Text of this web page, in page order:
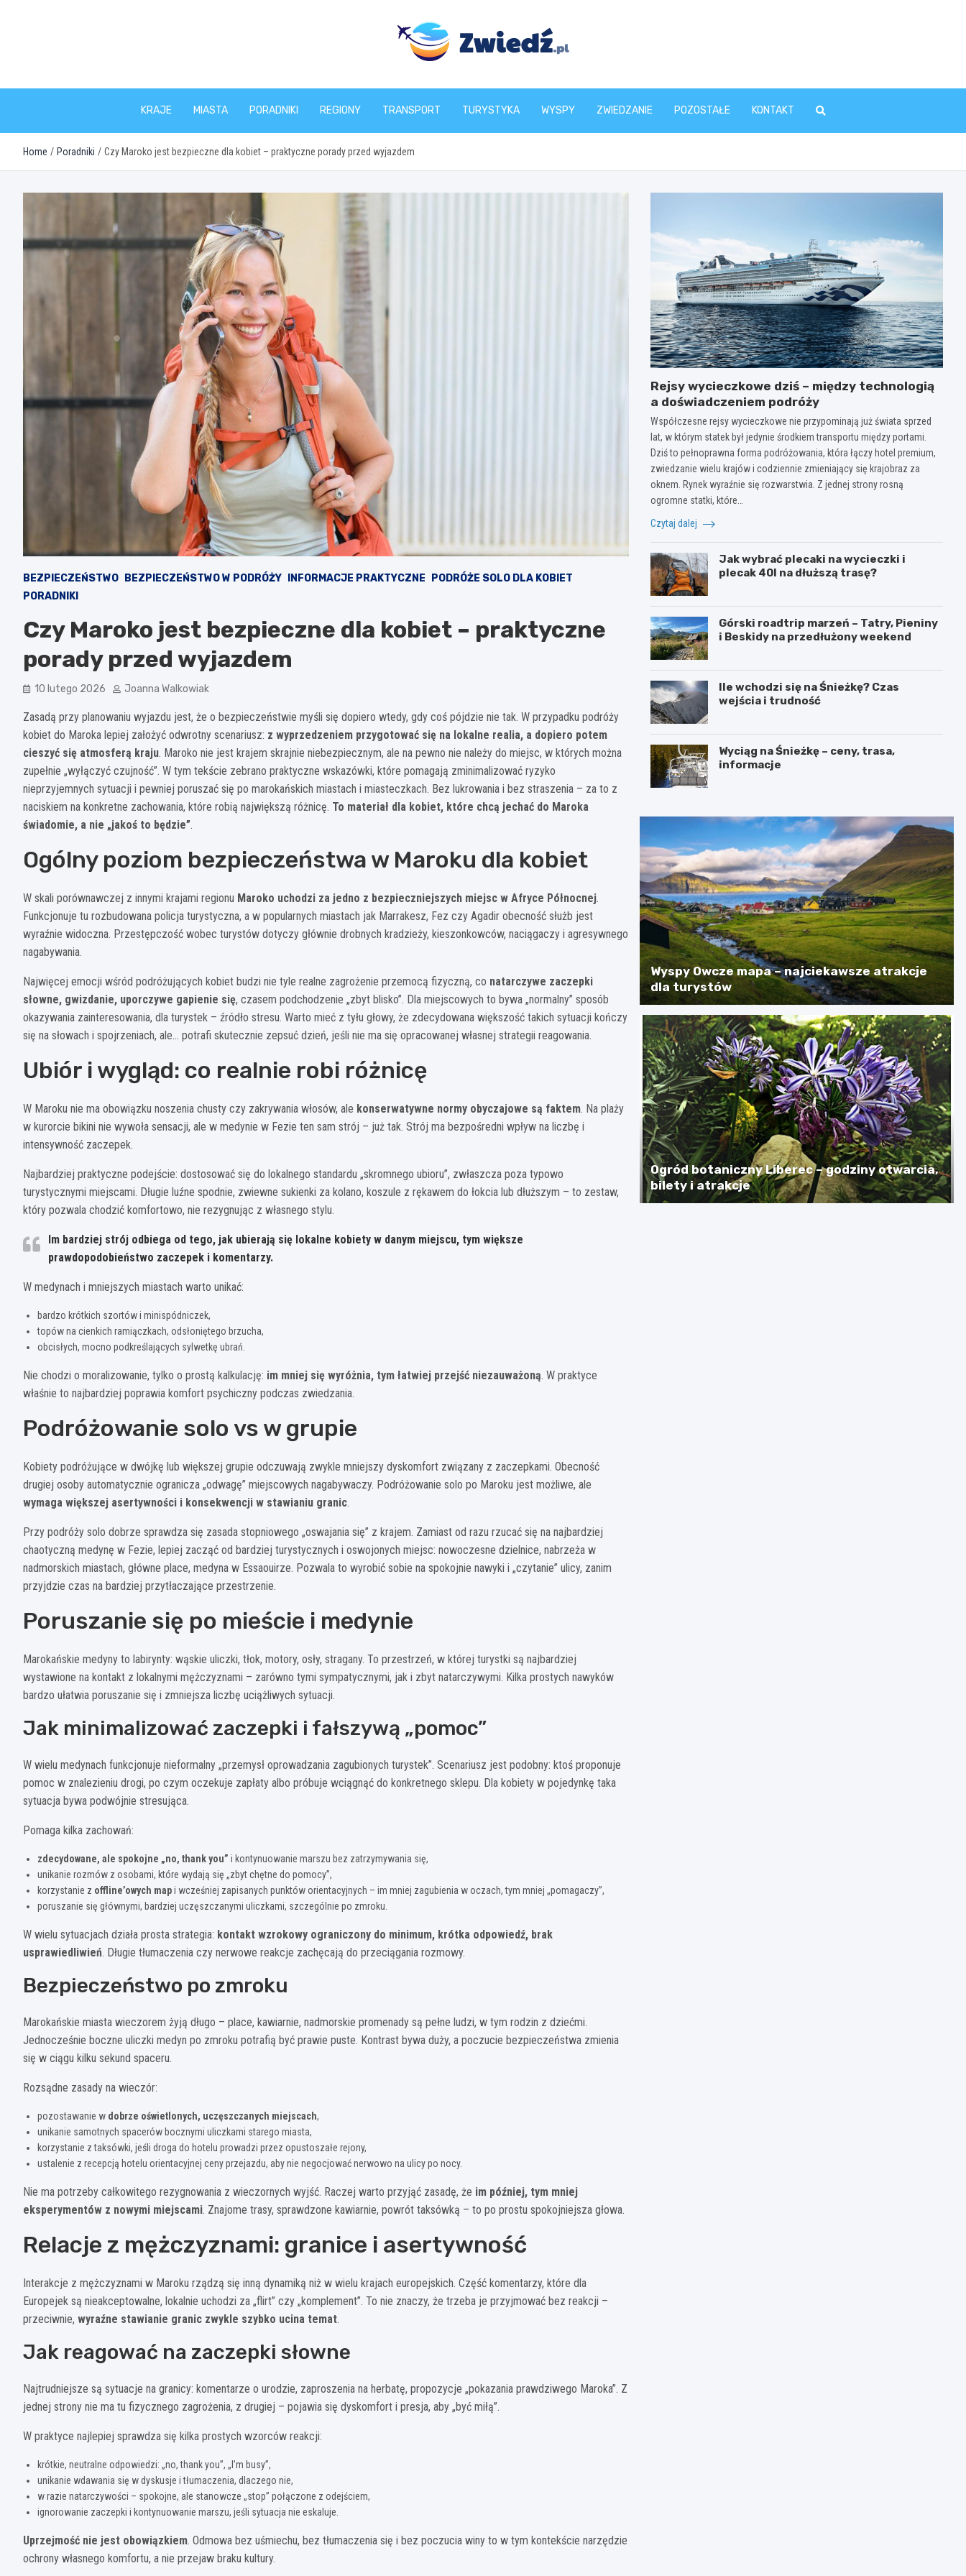
zwiedz.pl
KRAJE MIASTA PORADNIKI REGIONY TRANSPORT TURYSTYKA WYSPY ZWIEDZANIE POZOSTAŁE KONTAKT
Home Poradniki Czy Maroko jest bezpieczne dla kobiet – praktyczne porady przed wyjazdem
BEZPIECZEŃSTWO BEZPIECZEŃSTWO W PODRÓŻY INFORMACJE PRAKTYCZNE
PODRÓŻE SOLO DLA KOBIET
PORADNIKI
Czy Maroko jest bezpieczne dla kobiet – praktyczne
porady przed wyjazdem
10 lutego 2026 Joanna Walkowiak
Zasadą przy planowaniu wyjazdu jest, że o bezpieczeństwie myśli się dopiero wtedy, gdy coś pójdzie nie tak. W przypadku podróży
kobiet do Maroka lepiej założyć odwrotny scenariusz: z wyprzedzeniem przygotować się na lokalne realia, a dopiero potem
cieszyć się atmosferą kraju. Maroko nie jest krajem skrajnie niebezpiecznym, ale na pewno nie należy do miejsc, w których można
zupełnie „wyłączyć czujność”. W tym tekście zebrano praktyczne wskazówki, które pomagają zminimalizować ryzyko
nieprzyjemnych sytuacji i pewniej poruszać się po marokańskich miastach i miasteczkach. Bez lukrowania i bez straszenia – za to z
naciskiem na konkretne zachowania, które robią największą różnicę. To materiał dla kobiet, które chcą jechać do Maroka
świadomie, a nie „jakoś to będzie”.
Ogólny poziom bezpieczeństwa w Maroku dla kobiet
W skali porównawczej z innymi krajami regionu Maroko uchodzi za jedno z bezpieczniejszych miejsc w Afryce Północnej.
Funkcjonuje tu rozbudowana policja turystyczna, a w popularnych miastach jak Marrakesz, Fez czy Agadir obecność służb jest
wyraźnie widoczna. Przestępczość wobec turystów dotyczy głównie drobnych kradzieży, kieszonkowców, naciągaczy i agresywnego
nagabywania.
Najwięcej emocji wśród podróżujących kobiet budzi nie tyle realne zagrożenie przemocą fizyczną, co natarczywe zaczepki
słowne, gwizdanie, uporczywe gapienie się, czasem podchodzenie „zbyt blisko”. Dla miejscowych to bywa „normalny” sposób
okazywania zainteresowania, dla turystek – źródło stresu. Warto mieć z tyłu głowy, że zdecydowana większość takich sytuacji kończy
się na słowach i spojrzeniach, ale… potrafi skutecznie zepsuć dzień, jeśli nie ma się opracowanej własnej strategii reagowania.
Ubiór i wygląd: co realnie robi różnicę
W Maroku nie ma obowiązku noszenia chusty czy zakrywania włosów, ale konserwatywne normy obyczajowe są faktem. Na plaży
w kurorcie bikini nie wywoła sensacji, ale w medynie w Fezie ten sam strój – już tak. Strój ma bezpośredni wpływ na liczbę i
intensywność zaczepek.
Najbardziej praktyczne podejście: dostosować się do lokalnego standardu „skromnego ubioru”, zwłaszcza poza typowo
turystycznymi miejscami. Długie luźne spodnie, zwiewne sukienki za kolano, koszule z rękawem do łokcia lub dłuższym – to zestaw,
który pozwala chodzić komfortowo, nie rezygnując z własnego stylu.
Im bardziej strój odbiega od tego, jak ubierają się lokalne kobiety w danym miejscu, tym większe
prawdopodobieństwo zaczepek i komentarzy.
W medynach i mniejszych miastach warto unikać:
bardzo krótkich szortów i minispódniczek,
topów na cienkich ramiączkach, odsłoniętego brzucha,
obcisłych, mocno podkreślających sylwetkę ubrań.
Nie chodzi o moralizowanie, tylko o prostą kalkulację: im mniej się wyróżnia, tym łatwiej przejść niezauważoną. W praktyce
właśnie to najbardziej poprawia komfort psychiczny podczas zwiedzania.
Podróżowanie solo vs w grupie
Kobiety podróżujące w dwójkę lub większej grupie odczuwają zwykle mniejszy dyskomfort związany z zaczepkami. Obecność
drugiej osoby automatycznie ogranicza „odwagę” miejscowych nagabywaczy. Podróżowanie solo po Maroku jest możliwe, ale
wymaga większej asertywności i konsekwencji w stawianiu granic.
Przy podróży solo dobrze sprawdza się zasada stopniowego „oswajania się” z krajem. Zamiast od razu rzucać się na najbardziej
chaotyczną medynę w Fezie, lepiej zacząć od bardziej turystycznych i oswojonych miejsc: nowoczesne dzielnice, nabrzeża w
nadmorskich miastach, główne place, medyna w Essaouirze. Pozwala to wyrobić sobie na spokojnie nawyki i „czytanie” ulicy, zanim
przyjdzie czas na bardziej przytłaczające przestrzenie.
Poruszanie się po mieście i medynie
Marokańskie medyny to labirynty: wąskie uliczki, tłok, motory, osły, stragany. To przestrzeń, w której turystki są najbardziej
wystawione na kontakt z lokalnymi mężczyznami – zarówno tymi sympatycznymi, jak i zbyt natarczywymi. Kilka prostych nawyków
bardzo ułatwia poruszanie się i zmniejsza liczbę uciążliwych sytuacji.
Jak minimalizować zaczepki i fałszywą „pomoc”
W wielu medynach funkcjonuje nieformalny „przemysł oprowadzania zagubionych turystek”. Scenariusz jest podobny: ktoś proponuje
pomoc w znalezieniu drogi, po czym oczekuje zapłaty albo próbuje wciągnąć do konkretnego sklepu. Dla kobiety w pojedynkę taka
sytuacja bywa podwójnie stresująca.
Pomaga kilka zachowań:
zdecydowane, ale spokojne „no, thank you” i kontynuowanie marszu bez zatrzymywania się,
unikanie rozmów z osobami, które wydają się „zbyt chętne do pomocy”,
korzystanie z offline’owych mapi wcześniej zapisanych punktów orientacyjnych – im mniej zagubienia w oczach, tym mniej „pomagaczy”,
poruszanie się głównymi, bardziej uczęszczanymi uliczkami, szczególnie po zmroku.
W wielu sytuacjach działa prosta strategia: kontakt wzrokowy ograniczony do minimum, krótka odpowiedź, brak
usprawiedliwień. Długie tłumaczenia czy nerwowe reakcje zachęcają do przeciągania rozmowy.
Bezpieczeństwo po zmroku
Marokańskie miasta wieczorem żyją długo – place, kawiarnie, nadmorskie promenady są pełne ludzi, w tym rodzin z dziećmi.
Jednocześnie boczne uliczki medyn po zmroku potrafią być prawie puste. Kontrast bywa duży, a poczucie bezpieczeństwa zmienia
się w ciągu kilku sekund spaceru.
Rozsądne zasady na wieczór:
pozostawanie w dobrze oświetlonych, uczęszczanych miejscach,
unikanie samotnych spacerów bocznymi uliczkami starego miasta,
korzystanie z taksówki, jeśli droga do hotelu prowadzi przez opustoszałe rejony,
ustalenie z recepcją hotelu orientacyjnej ceny przejazdu, aby nie negocjować nerwowo na ulicy po nocy.
Nie ma potrzeby całkowitego rezygnowania z wieczornych wyjść. Raczej warto przyjąć zasadę, że im później, tym mniej
eksperymentów z nowymi miejscami. Znajome trasy, sprawdzone kawiarnie, powrót taksówką – to po prostu spokojniejsza głowa.
Relacje z mężczyznami: granice i asertywność
Interakcje z mężczyznami w Maroku rządzą się inną dynamiką niż w wielu krajach europejskich. Część komentarzy, które dla
Europejek są nieakceptowalne, lokalnie uchodzi za „flirt” czy „komplement”. To nie znaczy, że trzeba je przyjmować bez reakcji –
przeciwnie, wyraźne stawianie granic zwykle szybko ucina temat.
Jak reagować na zaczepki słowne
Najtrudniejsze są sytuacje na granicy: komentarze o urodzie, zaproszenia na herbatę, propozycje „pokazania prawdziwego Maroka”. Z
jednej strony nie ma tu fizycznego zagrożenia, z drugiej – pojawia się dyskomfort i presja, aby „być miłą”.
W praktyce najlepiej sprawdza się kilka prostych wzorców reakcji:
krótkie, neutralne odpowiedzi: „no, thank you”, „I’m busy”,
unikanie wdawania się w dyskusje i tłumaczenia, dlaczego nie,
w razie natarczywości – spokojne, ale stanowcze „stop” połączone z odejściem,
ignorowanie zaczepki i kontynuowanie marszu, jeśli sytuacja nie eskaluje.
Uprzejmość nie jest obowiązkiem. Odmowa bez uśmiechu, bez tłumaczenia się i bez poczucia winy to w tym kontekście narzędzie
ochrony własnego komfortu, a nie przejaw braku kultury.
Rejsy wycieczkowe dziś – między technologią
a doświadczeniem podróży
Współczesne rejsy wycieczkowe nie przypominają już świata sprzed
lat, w którym statek był jedynie środkiem transportu między portami.
Dziś to pełnoprawna forma podróżowania, która łączy hotel premium,
zwiedzanie wielu krajów i codziennie zmieniający się krajobraz za
oknem. Rynek wyraźnie się rozwarstwia. Z jednej strony rosną
ogromne statki, które…
Czytaj dalej
Jak wybrać plecaki na wycieczki i
plecak 40l na dłuższą trasę?
Górski roadtrip marzeń – Tatry, Pieniny
i Beskidy na przedłużony weekend
Ile wchodzi się na Śnieżkę? Czas
wejścia i trudność
Wyciąg na Śnieżkę – ceny, trasa,
informacje
Wyspy Owcze mapa – najciekawsze atrakcje
dla turystów
Ogród botaniczny Liberec – godziny otwarcia,
bilety i atrakcje